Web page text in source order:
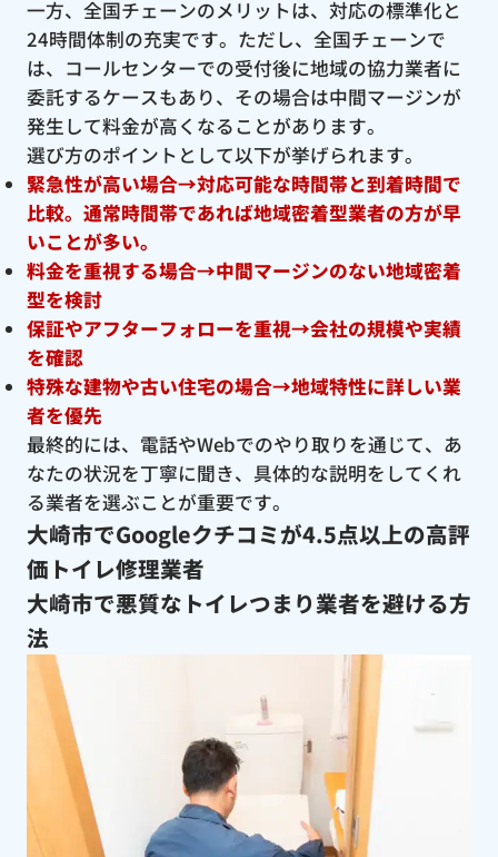
一方、全国チェーンのメリットは、対応の標準化と
24時間体制の充実です。ただし、全国チェーンで
は、コールセンターでの受付後に地域の協力業者に
委託するケースもあり、その場合は中間マージンが
発生して料金が高くなることがあります。
選び方のポイントとして以下が挙げられます。
緊急性が高い場合→対応可能な時間帯と到着時間で
比較。通常時間帯であれば地域密着型業者の方が早
いことが多い。
料金を重視する場合→中間マージンのない地域密着
型を検討
保証やアフターフォローを重視→会社の規模や実績
を確認
特殊な建物や古い住宅の場合→地域特性に詳しい業
者を優先
最終的には、電話やWebでのやり取りを通じて、あ
なたの状況を丁寧に聞き、具体的な説明をしてくれ
る業者を選ぶことが重要です。
大崎市でGoogleクチコミが4.5点以上の高評
価トイレ修理業者
大崎市で悪質なトイレつまり業者を避ける方
法